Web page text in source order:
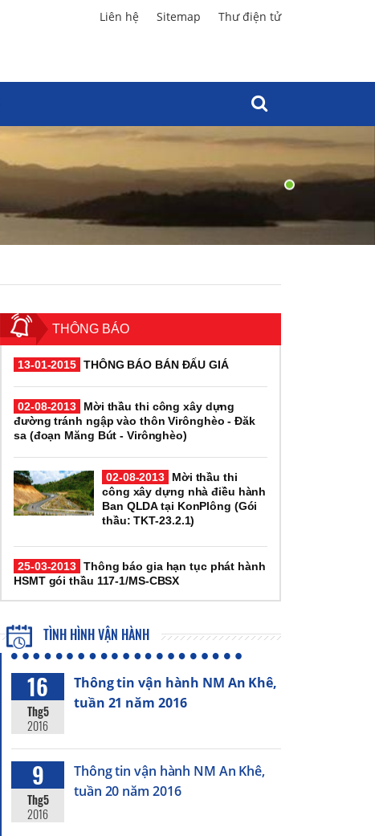
Liên hệ Sitemap Thư điện tử
THÔNG BÁO
13-01-2015 THÔNG BÁO BÁN ĐẤU GIÁ
02-08-2013
Mời thầu thi công xây dựng
đường tránh ngập vào thôn Virônghèo - Đăk
sa (đoạn Măng Bút - Virônghèo)
02-08-2013
Mời thầu thi
công xây dựng nhà điều hành
Ban QLDA tại KonPlông (Gói
thầu: TKT-23.2.1)
25-03-2013 Thông báo gia hạn tục phát hành
HSMT gói thầu 117-1/MS-CBSX
TÌNH HÌNH VẬN HÀNH
16
Thg5
2016
Thông tin vận hành NM An Khê,
tuần 21 năm 2016
9
Thg5
2016
Thông tin vận hành NM An Khê,
tuần 20 năm 2016